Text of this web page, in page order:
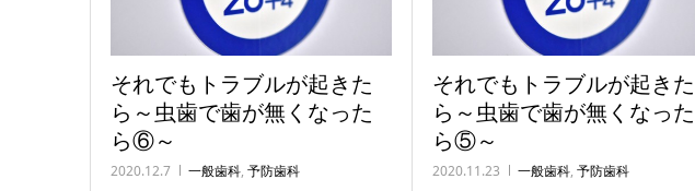
それでもトラブルが起きた
ら～虫歯で歯が無くなった
ら⑥～
2020.12.7 一般歯科, 予防歯科
それでもトラブルが起きた
ら～虫歯で歯が無くなった
ら⑤～
2020.11.23 一般歯科, 予防歯科